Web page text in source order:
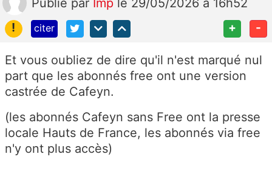
Publié par Imp le 29/05/2026 à 16h52
!
citer + -
Et vous oubliez de dire qu'il n'est marqué nul
part que les abonnés free ont une version
castrée de Cafeyn.
(les abonnés Cafeyn sans Free ont la presse
locale Hauts de France, les abonnés via free
n'y ont plus accès)